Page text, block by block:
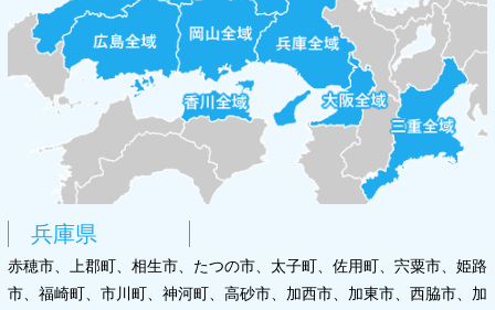
兵庫県
赤穂市、上郡町、相生市、たつの市、太子町、佐用町、宍粟市、姫路
市、福崎町、市川町、神河町、高砂市、加西市、加東市、西脇市、加